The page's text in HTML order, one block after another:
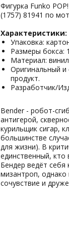
Фигурка Funko
(1757) 81941 по
Характеристики:
Упаковка:
Размеры бокса:
Материал:
Оригинальный
продукт.
Разработчик/
Bender - робот-
антигерой,
курильщик сигар,
большинстве
для жизни). В
единственный, кто
Бендер ведёт себя
мизантроп, однако
сочувствие и